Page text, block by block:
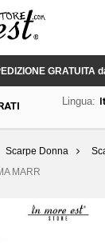
GRATUITA
Lingua:
Scarpe Donna
MARR